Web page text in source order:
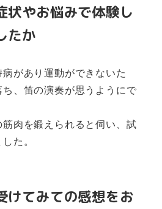
やお悩みで体験し
たか
があり運動ができないた
、笛の演奏が思うようにで
肉を鍛えられると伺い、試
た。
てみての感想をお